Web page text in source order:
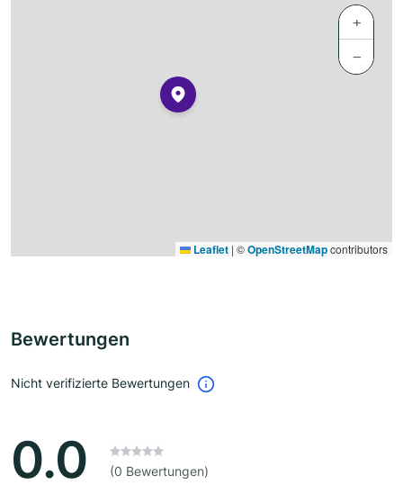
+
−
Leaflet | ©OpenStreetMapcontributors
Bewertungen
Nicht verifizierte Bewertungen
0.0 (0 Bewertungen)